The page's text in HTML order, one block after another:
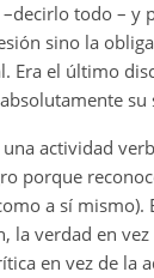
todo – y
sino la
Era el último
su
actividad
porque
a sí mismo).
la verdad en
en vez de la